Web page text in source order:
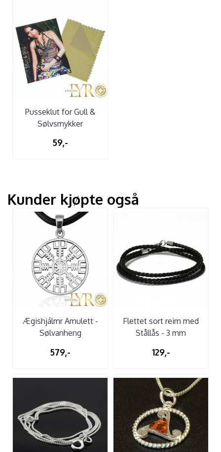
Pusseklut for Gull &
Sølvsmykker
59,-
Kunder kjøpte også
Ægishjálmr Amulett -
Sølvanheng
579,-
Flettet sort reim med
Stållås - 3 mm
129,-